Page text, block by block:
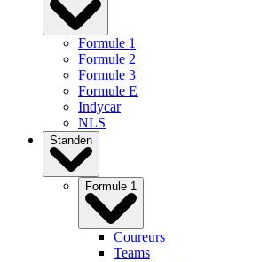
Formule 1
Formule 2
Formule 3
Formule E
Indycar
NLS
Standen
Formule 1
Coureurs
Teams